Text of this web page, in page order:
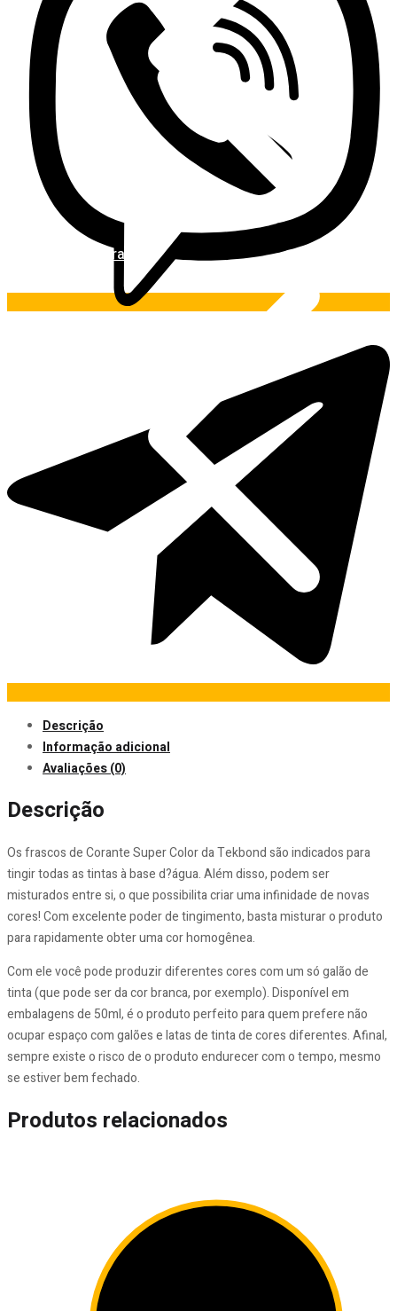
Pintura
Descrição
Informação adicional
Avaliações (0)
Descrição
Os frascos de Corante Super Color da Tekbond são indicados para
tingir todas as tintas à base d?água. Além disso, podem ser
misturados entre si, o que possibilita criar uma infinidade de novas
cores! Com excelente poder de tingimento, basta misturar o produto
para rapidamente obter uma cor homogênea.
Com ele você pode produzir diferentes cores com um só galão de
tinta (que pode ser da cor branca, por exemplo). Disponível em
embalagens de 50ml, é o produto perfeito para quem prefere não
ocupar espaço com galões e latas de tinta de cores diferentes. Afinal,
sempre existe o risco de o produto endurecer com o tempo, mesmo
se estiver bem fechado.
Produtos relacionados